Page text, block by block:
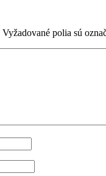
Vyžadované polia sú